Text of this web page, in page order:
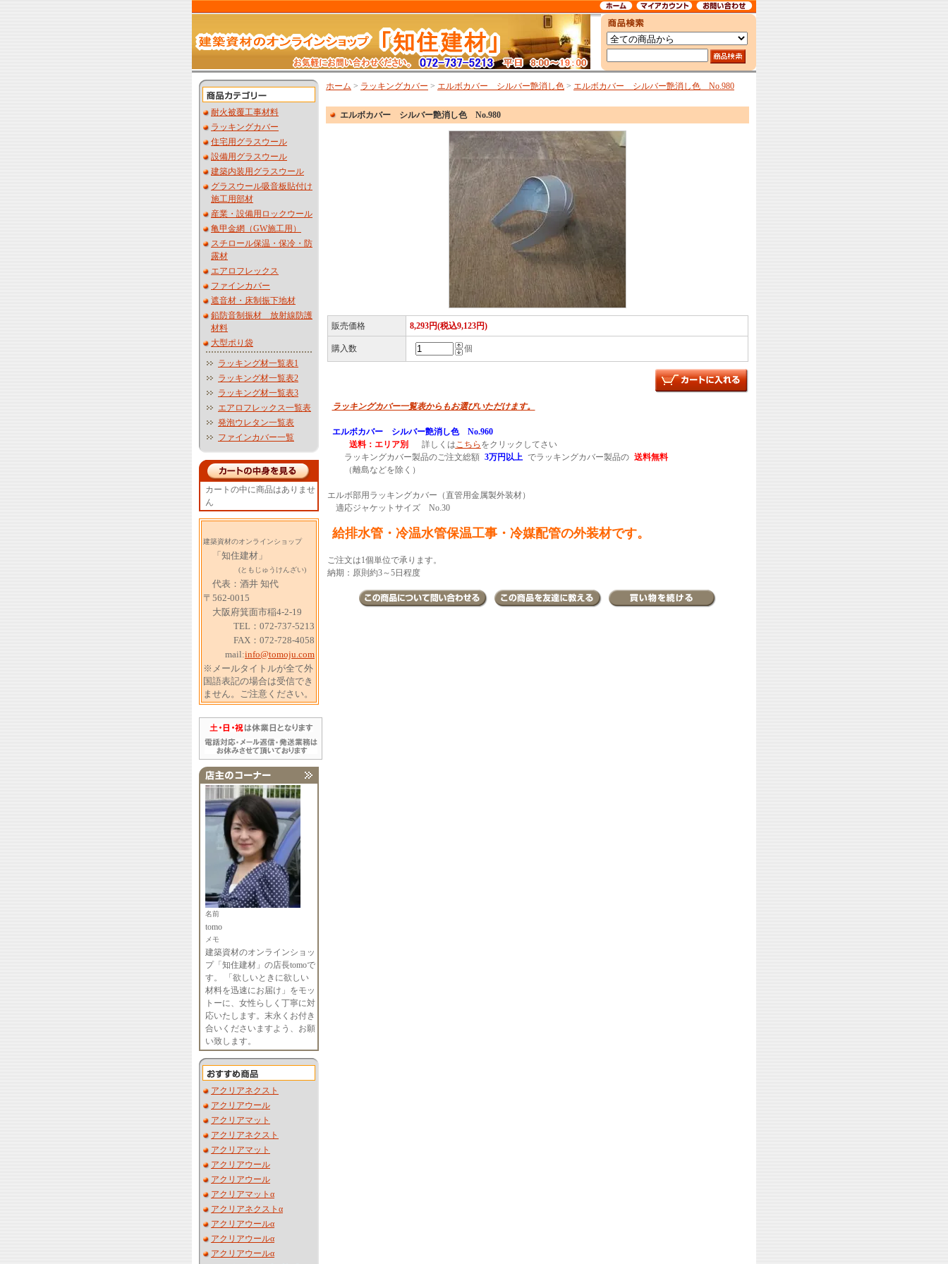
耐火被覆工事材料
ラッキングカバー
住宅用グラスウール
設備用グラスウール
建築内装用グラスウール
グラスウール吸音板貼付け
施工用部材
産業・設備用ロックウール
亀甲金網（GW施工用）
スチロール保温・保冷・防
露材
エアロフレックス
ファインカバー
遮音材・床制振下地材
鉛防音制振材 放射線防護
材料
大型ポり袋
ラッキング材一覧表1
ラッキング材一覧表2
ラッキング材一覧表3
エアロフレックス一覧表
発泡ウレタン一覧表
ファインカバー一覧
カートの中に商品はありませ
ん
建築資材のオンラインショップ
「知住建材」
(ともじゅうけんざい)
代表：酒井 知代
〒562-0015
大阪府箕面市稲4-2-19
TEL：072-737-5213
FAX：072-728-4058
mail:info@tomoju.com
※メールタイトルが全て外
国語表記の場合は受信でき
ません。ご注意ください。
名前
tomo
メモ
建築資材のオンラインショッ
プ「知住建材」の店長tomoで
す。 「欲しいときに欲しい
材料を迅速にお届け」をモッ
トーに、女性らしく丁寧に対
応いたします。末永くお付き
合いくださいますよう、お願
い致します。
アクリアネクスト
アクリアウール
アクリアマット
アクリアネクスト
アクリアマット
アクリアウール
アクリアウール
アクリアマットα
アクリアネクストα
アクリアウールα
アクリアウールα
アクリアウールα
ホーム > ラッキングカバー > エルボカバー シルバー艶消し色 > エルボカバー シルバー艶消し色 No.980
エルボカバー シルバー艶消し色 No.980
販売価格 8,293円(税込9,123円)
購入数 個
ラッキングカバー一覧表からもお選びいただけます。
エルボカバー シルバー艶消し色 No.960
送料：エリア別
詳しくはこちら をクリックしてさい
ラッキングカバー製品のご注文総額 3万円以上 でラッキングカバー製品の 送料無料
（離島などを除く）
エルボ部用ラッキングカバー（直管用金属製外装材）
適応ジャケットサイズ No.30
給排水管・冷温水管保温工事・冷媒配管の外装材です。
ご注文は1個単位で承ります。
納期：原則約3～5日程度